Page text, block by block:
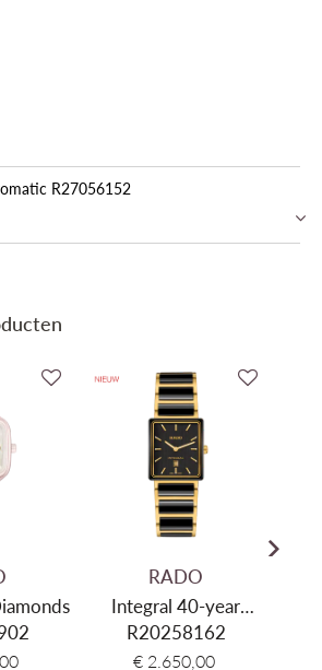
R27056152
RADO
Integral 40-year
Anniversary Edition
R20258162
€ 2.650,00